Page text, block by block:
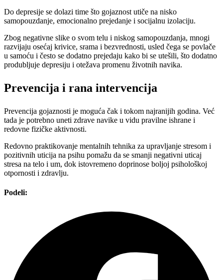
Do depresije se dolazi time što gojaznost utiče na nisko
samopouzdanje, emocionalno prejedanje i socijalnu izolaciju.
Zbog negativne slike o svom telu i niskog samopouzdanja, mnogi
razvijaju osećaj krivice, srama i bezvrednosti, usled čega se povlače
u samoću i često se dodatno prejedaju kako bi se utešili, što dodatno
produbljuje depresiju i otežava promenu životnih navika.
Prevencija i rana intervencija
Prevencija gojaznosti je moguća čak i tokom najranijih godina. Već
tada je potrebno uneti zdrave navike u vidu pravilne ishrane i
redovne fizičke aktivnosti.
Redovno praktikovanje mentalnih tehnika za upravljanje stresom i
pozitivnih uticija na psihu pomažu da se smanji negativni uticaj
stresa na telo i um, dok istovremeno doprinose boljoj psihološkoj
otpornosti i zdravlju.
Podeli: